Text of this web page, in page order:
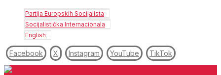
Partija Europskih Socijalista
Socijalistička Internacionala
English
Facebook X Instagram YouTube TikTok